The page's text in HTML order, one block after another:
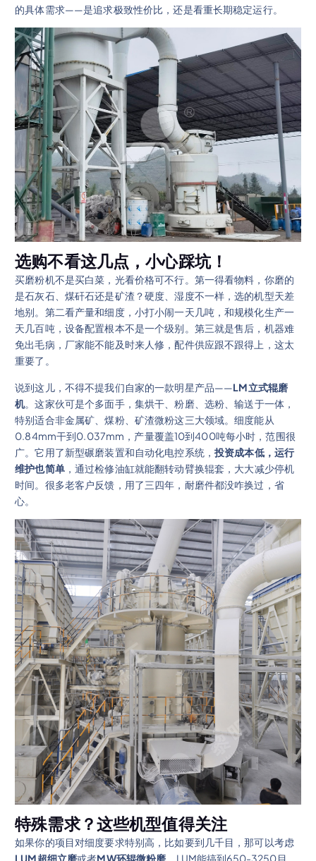
的具体需求——是追求极致性价比，还是看重长期稳定运行。
选购不看这几点，小心踩坑！
买磨粉机不是买白菜，光看价格可不行。第一得看物料，你磨的
是石灰石、煤矸石还是矿渣？硬度、湿度不一样，选的机型天差
地别。第二看产量和细度，小打小闹一天几吨，和规模化生产一
天几百吨，设备配置根本不是一个级别。第三就是售后，机器难
免出毛病，厂家能不能及时来人修，配件供应跟不跟得上，这太
重要了。
说到这儿，不得不提我们自家的一款明星产品——LM立式辊磨
机 。这家伙可是个多面手，集烘干、粉磨、选粉、输送于一体，
特别适合非金属矿、煤粉、矿渣微粉这三大领域。细度能从
0.84mm干到0.037mm，产量覆盖10到400吨每小时，范围很
广。它用了新型碾磨装置和自动化电控系统， 投资成本低，运行
维护也简单，通过检修油缸就能翻转动臂换辊套，大大减少停机
时间。很多老客户反馈，用了三四年，耐磨件都没咋换过，省
心。
特殊需求？这些机型值得关注
如果你的项目对细度要求特别高，比如要到几千目，那可以考虑